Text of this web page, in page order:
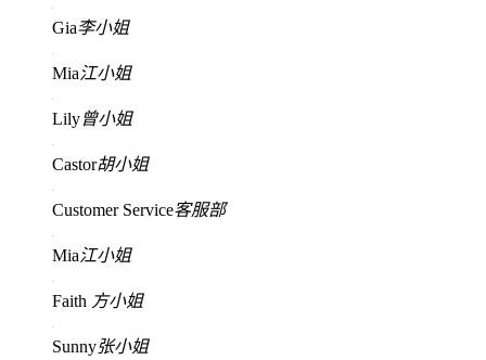
Gia李小姐
Mia江小姐
Lily曾小姐
Castor胡小姐
Customer Service客服部
Mia江小姐
Faith 方小姐
Sunny张小姐